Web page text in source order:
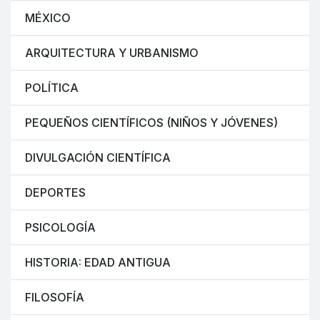
MÉXICO
ARQUITECTURA Y URBANISMO
POLÍTICA
PEQUEÑOS CIENTÍFICOS (NIÑOS Y JÓVENES)
DIVULGACIÓN CIENTÍFICA
DEPORTES
PSICOLOGÍA
HISTORIA: EDAD ANTIGUA
FILOSOFÍA